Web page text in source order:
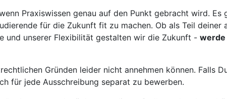
Praxiswissen genau auf den Punkt gebracht wird. Es
für die Zukunft fit zu machen. Ob als Teil deiner
und unserer Flexibilität gestalten wir die Zukunft - werde
Gründen leider nicht annehmen können. Falls
für jede Ausschreibung separat zu bewerben.